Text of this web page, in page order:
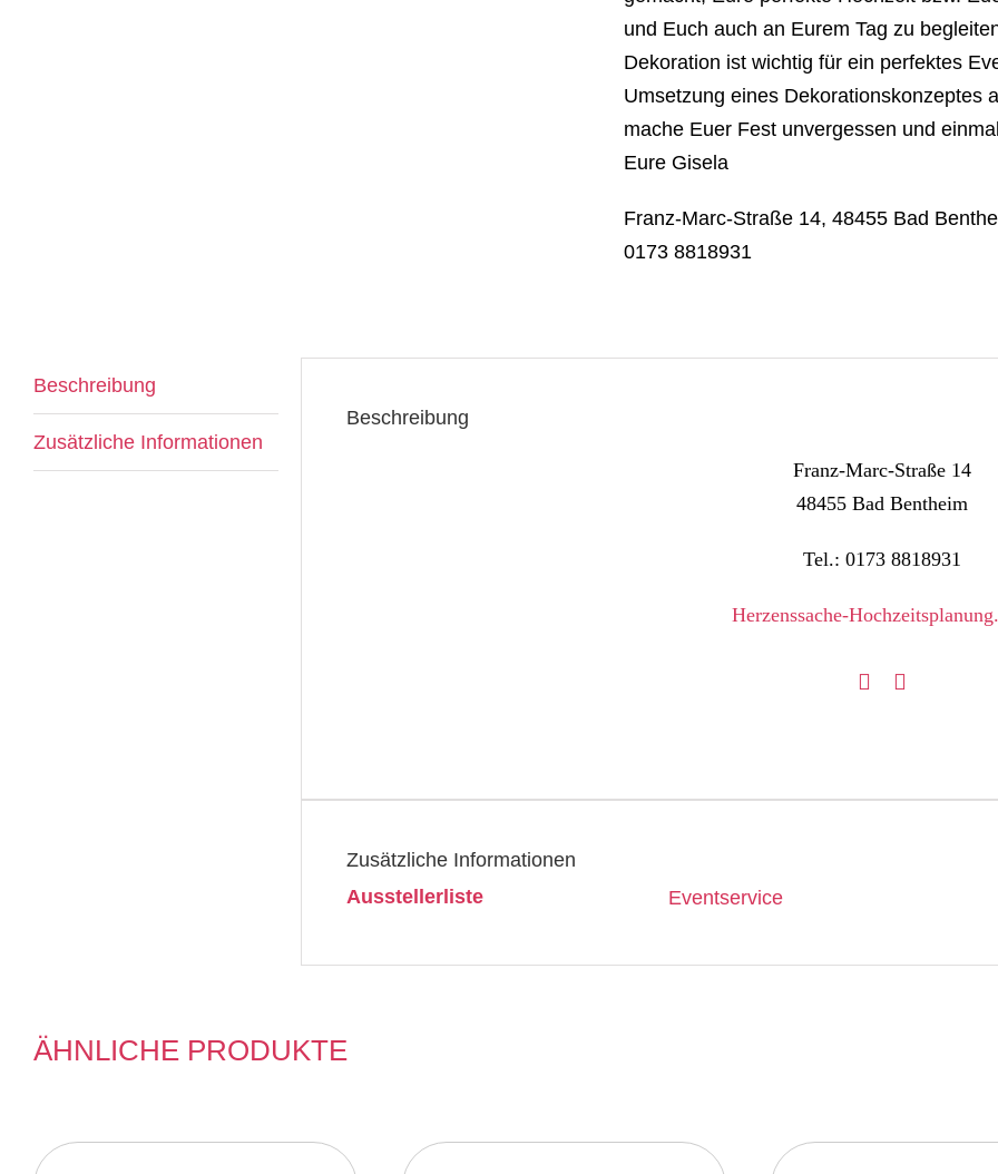
und Euch auch an Eurem Tag zu
Dekoration ist wichtig für ein perfektes
Umsetzung eines Dekorationskonzeptes
mache Euer Fest unvergessen und
Eure Gisela
Franz-Marc-Straße 14, 48455 Bad
0173 8818931
Beschreibung
Zusätzliche Informationen
Beschreibung
Franz-Marc-Straße 14
48455 Bad Bentheim
Tel.: 0173 8818931
Herzenssache-
Zusätzliche Informationen
Ausstellerliste
Eventservice
ÄHNLICHE PRODUKTE